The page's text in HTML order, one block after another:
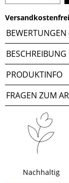
Versandkostenfrei
BEWERTUNGEN
BESCHREIBUNG
PRODUKTINFO
FRAGEN ZUM
Nachhaltig